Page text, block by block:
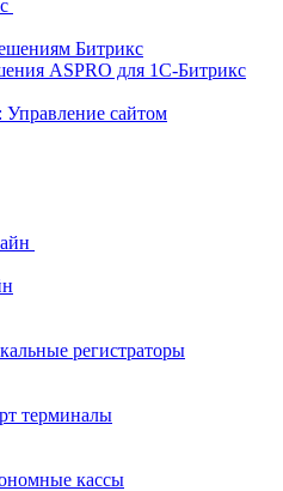
Битрикс
ASPRO для 1С-Битрикс
Управление сайтом
регистраторы
терминалы
кассы